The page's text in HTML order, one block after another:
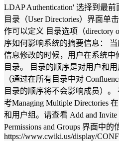
LDAP Authentication' 选择到最
目录（User Directories）界面单
作可以定义 目录选项（directory
序如何影响系统的摘要信息：
信息修改的时候，用户在系统
目录。 目录的顺序是对用户和
（通过在所有目录中对
目录的顺序将不会影响成员）
考Managing Multiple Directories
和用户组。请查看 Add and Invite
Permissions and Groups 界面中的
https://www.cwiki.us/display/